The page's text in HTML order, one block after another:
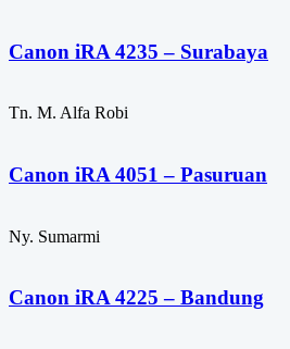
Canon iRA 4235 – Surabaya
Tn. M. Alfa Robi
Canon iRA 4051 – Pasuruan
Ny. Sumarmi
Canon iRA 4225 – Bandung